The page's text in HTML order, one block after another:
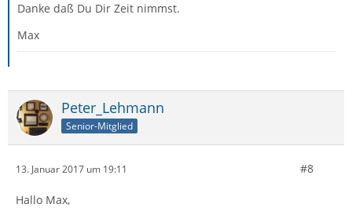
Danke daß Du Dir Zeit nimmst.
Max
Peter_Lehmann
Senior-Mitglied
13. Januar 2017 um 19:11 #8
Hallo Max,